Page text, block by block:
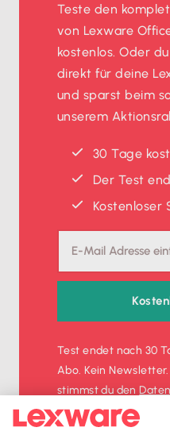
Teste den
von Lexware
kostenlos. Oder
direkt für deine
und sparst beim
unserem
30 Tage
Der Test
Kostenloser
Test endet nach 30
Abo. Kein
stimmst du den
und denAGBzu.